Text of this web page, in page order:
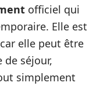
officiel qui
Elle est
elle peut être
séjour,
simplement